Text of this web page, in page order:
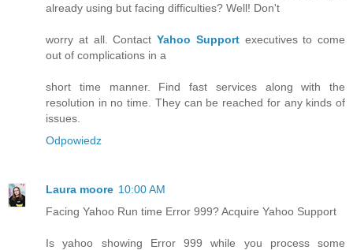
already using but facing difficulties? Well! Don't
worry at all. Contact Yahoo Supportexecutives to come
out of complications in a
short time manner. Find fast services along with the
resolution in no time. They can be reached for any kinds of
issues.
Odpowiedz
Laura moore 10:00 AM
Facing Yahoo Run time Error 999? Acquire Yahoo Support
Is yahoo showing Error 999 while you process some